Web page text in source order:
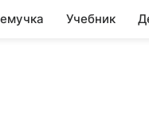
Учебник